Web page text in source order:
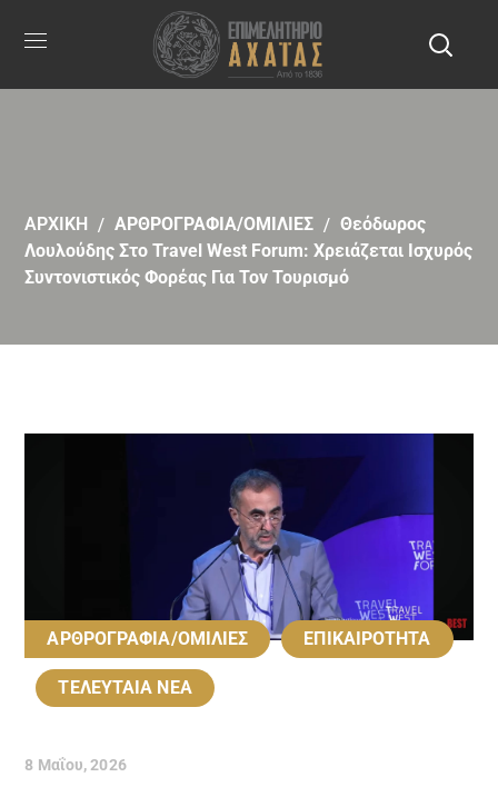
ΑΡΧΙΚΗ ΑΡΘΡΟΓΡΑΦΙΑ/ΟΜΙΛΙΕΣ
Θεόδωρος
Λουλούδης Στο Travel West Forum: Χρειάζεται Ισχυρός
Συντονιστικός Φορέας Για Τον Τουρισμό
ΑΡΘΡΟΓΡΑΦΙΑ/ΟΜΙΛΙΕΣ ΕΠΙΚΑΙΡΟΤΗΤΑ
ΤΕΛΕΥΤΑΙΑ ΝΕΑ
8 Μαΐου, 2026